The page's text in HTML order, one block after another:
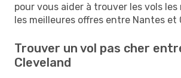
pour vous aider à trouver les vols
les meilleures offres entre Nantes et
Trouver un vol pas cher
Cleveland